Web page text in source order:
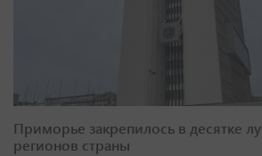
Приморье закрепилось в десятке
регионов страны